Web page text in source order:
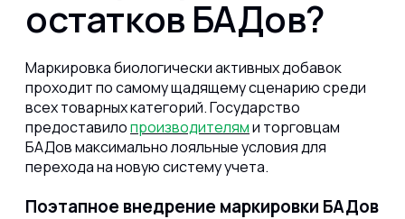
остатков БАДов?
Маркировка биологически активных добавок
проходит по самому щадящему сценарию среди
всех товарных категорий. Государство
предоставилопроизводителями торговцам
БАДов максимально лояльные условия для
перехода на новую систему учета.
Поэтапное внедрение маркировки БАДов